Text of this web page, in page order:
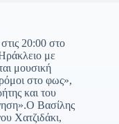
20:00 στο
με
μουσική
στο φως»,
και του
Βασίλης
Χατζιδάκι,